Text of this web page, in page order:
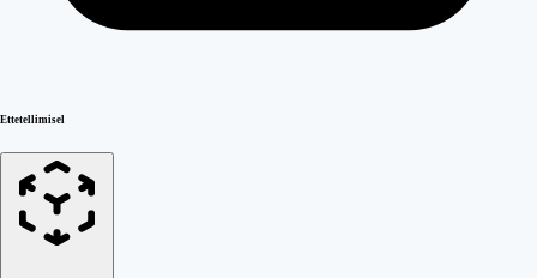
Ettetellimisel